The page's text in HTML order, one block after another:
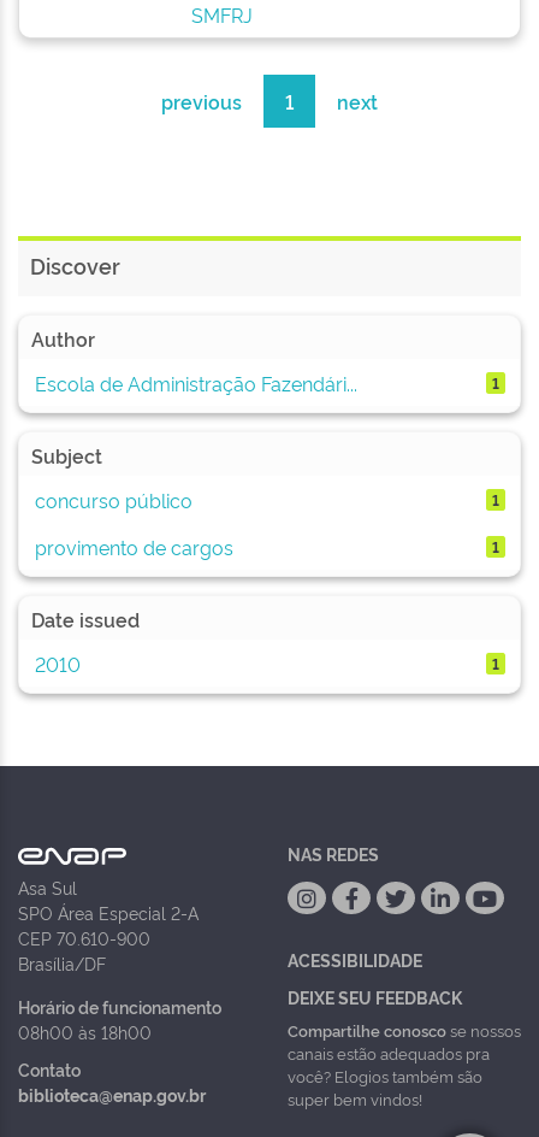
SMFRJ
previous 1 next
Discover
Author
Escola de Administração Fazendári...
1
Subject
concurso público
1
provimento de cargos 1
Date issued
2010
1
Asa Sul
SPO Área Especial 2-A
CEP 70.610-900
Brasília/DF
Horário de funcionamento
08h00 às 18h00
Contato
biblioteca@enap.gov.br
NAS REDES
ACESSIBILIDADE
DEIXE SEU FEEDBACK
Compartilhe conoscose nossos
canais estão adequados pra
você? Elogios também são
super bem vindos!